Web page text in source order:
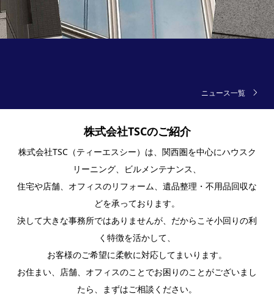
ニュース一覧
株式会社TSCのご紹介
株式会社TSC（ティーエスシー）は、関西圏を中心にハウスク
リーニング、ビルメンテナンス、
住宅や店舗、オフィスのリフォーム、遺品整理・不用品回収な
どを承っております。
決して大きな事務所ではありませんが、だからこそ小回りの利
く特徴を活かして、
お客様のご希望に柔軟に対応してまいります。
お住まい、店舗、オフィスのことでお困りのことがございまし
たら、まずはご相談ください。